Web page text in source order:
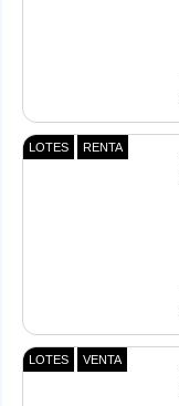
LOTES RENTA
LOTES VENTA